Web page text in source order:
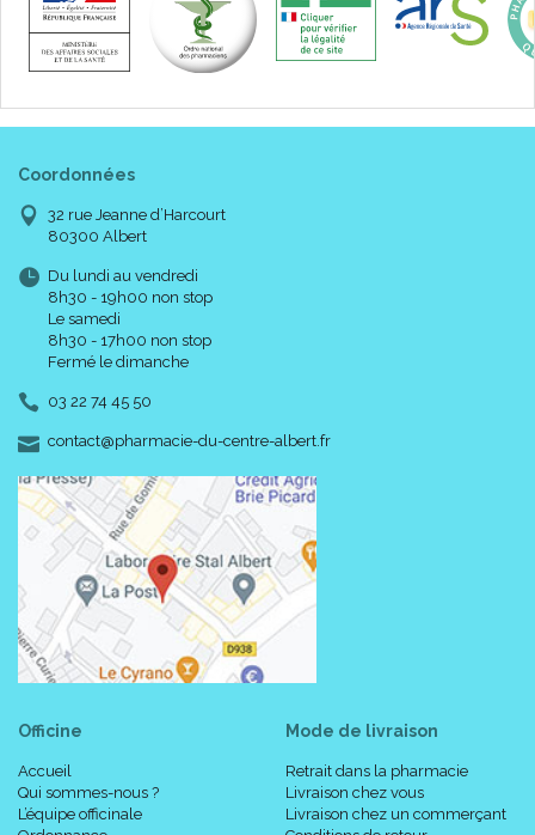
Coordonnées
32 rue Jeanne d’Harcourt
80300 Albert
Du lundi au vendredi
8h30 - 19h00 non stop
Le samedi
8h30 - 17h00 non stop
Fermé le dimanche
03 22 74 45 50
contact-
@-
pharmacie-du-centre-albert.fr
Officine
Accueil
Qui sommes-nous ?
L’équipe officinale
Mode de livraison
Retrait dans la pharmacie
Livraison chez vous
Livraison chez un commerçant